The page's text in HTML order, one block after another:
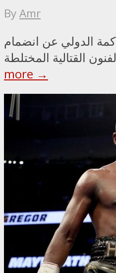
ByAmr
الدولي عن انضمام
more →